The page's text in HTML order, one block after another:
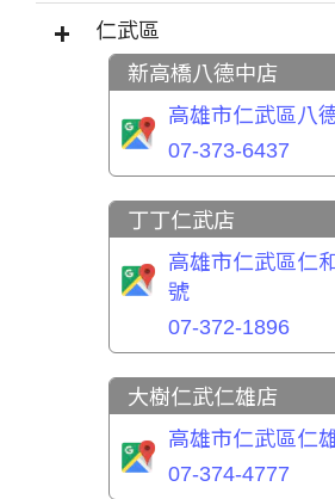
仁武區
新高橋八德中店
高雄市仁武區八
07-373-6437
丁丁仁武店
高雄市仁武區仁
號
07-372-1896
大樹仁武仁雄店
高雄市仁武區仁
07-374-4777